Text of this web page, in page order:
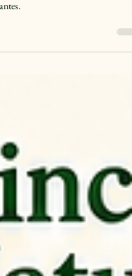
Jamaica (Hibiscus sabdariffa) para